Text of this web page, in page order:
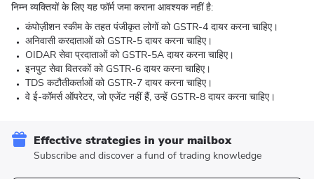
निम्न व्यक्तियों के लिए यह फॉर्म जमा कराना आवश्यक नहीं है:
कंपोज़ीशन स्कीम के तहत पंजीकृत लोगों को GSTR-4 दायर करना चाहिए।
अनिवासी करदाताओं को GSTR-5 दायर करना चाहिए।
OIDAR सेवा प्रदाताओं को GSTR-5A दायर करना चाहिए।
इनपुट सेवा वितरकों को GSTR-6 दायर करना चाहिए।
TDS कटौतीकर्ताओं को GSTR-7 दायर करना चाहिए।
वे ई-कॉमर्स ऑपरेटर, जो एजेंट नहीं हैं, उन्हें GSTR-8 दायर करना चाहिए।
Effective strategies in your mailbox
Subscribe and discover a fund of trading knowledge